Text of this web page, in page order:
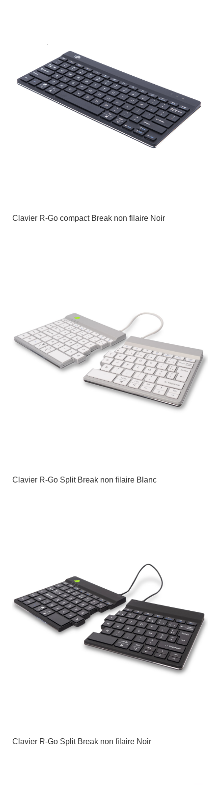
Clavier R-Go compact Break non filaire Noir
Clavier R-Go Split Break non filaire Blanc
Clavier R-Go Split Break non filaire Noir